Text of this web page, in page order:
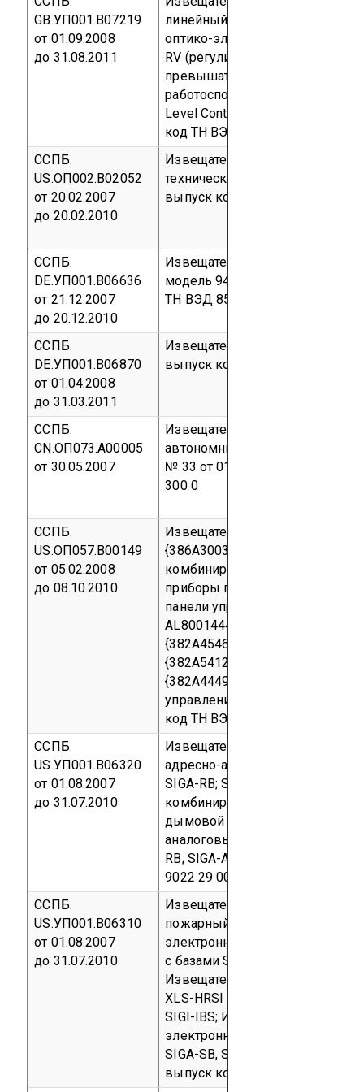
GB.УП001.В07219
от 01.09.2008
до 31.08.2011
линейный Fireray 2000;
оптико-электронные линейные
RV (регулировка порога
превышать 3,74 дБ) с
работоспособности шлейфа
Level Controller (LLC)
код ТН ВЭД 8531 10
ССПБ.
US.ОП002.В02052
от 20.02.2007
до 20.02.2010
Извещатель пожарный
техническая документация №
выпуск код ОКП 43 7114
ССПБ.
DE.УП001.В06636
от 21.12.2007
до 20.12.2010
Извещатели пожарные
модель 9470-50
ТН ВЭД 8531 10
ССПБ.
DE.УП001.В06870
от 01.04.2008
до 31.03.2011
Извещатель пожарный
выпуск код ОКП 43 7113
ССПБ.
CN.ОП073.А00005
от 30.05.2007
Извещатель пожарный
автономный «ПАТРУЛЬ»
№ 33 от 01.09.2003 г.,
300 0
ССПБ.
US.ОП057.В00149
от 05.02.2008
до 08.10.2010
Извещатель пожарный
{386А3003Р0001};
комбинированный MEDC
приборы пожарной
панели управления Allestec
AL8001444, AL8001457,
{382А4546Р0001}, включения/
{382А5412Р0001};
{382А4449Р0001}, DET-
управления ручной
код ТН ВЭД 8531 10 300 0
ССПБ.
US.УП001.В06320
от 01.08.2007
до 31.07.2010
Извещатель пожарный
адресно-аналоговый XLS-ISI с
SIGA-RB; SIGA-AB4; XLS-IBS;
комбинированный дымовой
дымовой радиоизотопный и
аналоговый XLS-IPHSI с
RB; SIGA-AB4; XLS-IBS
9022 29 000 0
ССПБ.
US.УП001.В06310
от 01.08.2007
до 31.07.2010
Извещатель пожарный ручной
пожарный комбинированный
электронный и тепловой
с базами SIGA-SB, SIGA-IB,
Извещатель пожарный
XLS-HRSI с базами SIGA-SB,
SIGI-IBS; Извещатель
электронный адресно-
SIGA-SB, SIGA-IB, SIGA-RB,
выпуск код ТН ВЭД 8531 10